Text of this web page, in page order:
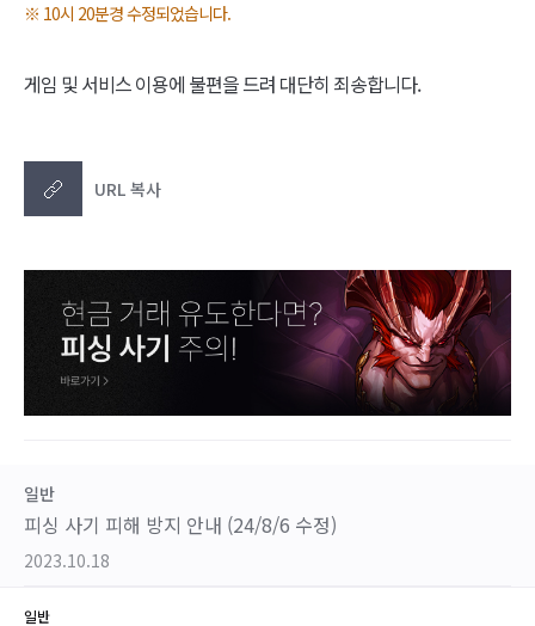
※ 10시 20분경 수정되었습니다.
게임 및 서비스 이용에 불편을 드려 대단히 죄송합니다.
URL 복사
일반
피싱 사기 피해 방지 안내 (24/8/6 수정)
2023.10.18
일반